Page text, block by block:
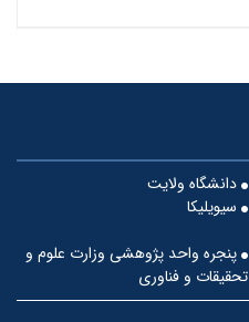
دانشگاه ولایت
سیویلیکا
پنجره واحد پژوهشی وزارت علوم و
تحقیقات و فناوری